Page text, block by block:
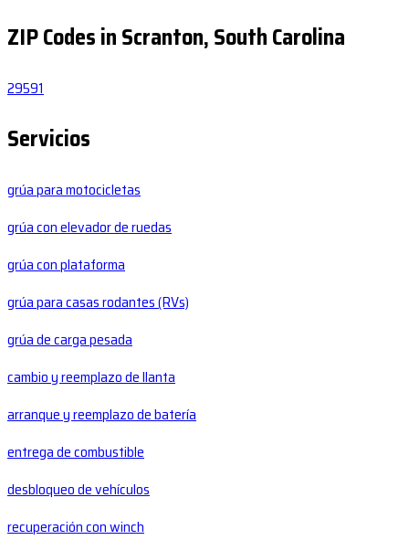
ZIP Codes in Scranton, South Carolina
29591
Servicios
grúa para motocicletas
grúa con elevador de ruedas
grúa con plataforma
grúa para casas rodantes (RVs)
grúa de carga pesada
cambio y reemplazo de llanta
arranque y reemplazo de batería
entrega de combustible
desbloqueo de vehículos
recuperación con winch